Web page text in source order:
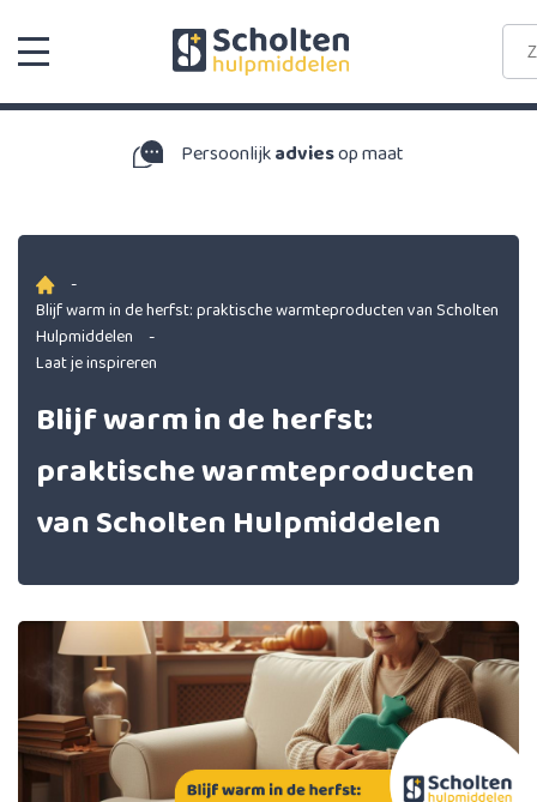
op maat
-
Blijf warm in de herfst: praktische warmteproducten van Scholten
Hulpmiddelen
-
Laat je inspireren
Blijf warm in de herfst:
praktische warmteproducten
van Scholten Hulpmiddelen